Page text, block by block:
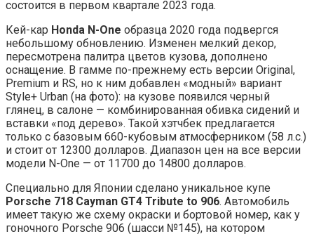
состоится в первом квартале 2023 года.
Кей-кар Honda N-One образца 2020 года подвергся
небольшому обновлению. Изменен мелкий декор,
пересмотрена палитра цветов кузова, дополнено
оснащение. В гамме по-прежнему есть версии Original,
Premium и RS, но к ним добавлен «модный» вариант
Style+ Urban (на фото): на кузове появился черный
глянец, в салоне — комбинированная обивка сидений и
вставки «под дерево». Такой хэтчбек предлагается
только с базовым 660-кубовым атмосферником (58 л.с.)
и стоит от 12300 долларов. Диапазон цен на все версии
модели N-One — от 11700 до 14800 долларов.
Специально для Японии сделано уникальное купе
Porsche 718 Cayman GT4 Tribute to 906. Автомобиль
имеет такую же схему окраски и бортовой номер, как у
гоночного Porsche 906 (шасси №145), на котором